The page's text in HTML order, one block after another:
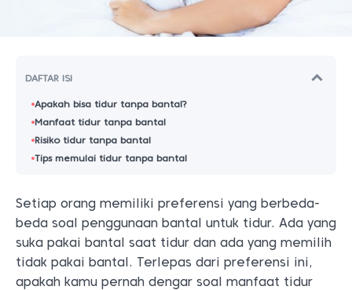
DAFTAR ISI
Apakah bisa tidur tanpa bantal?
Manfaat tidur tanpa bantal
Risiko tidur tanpa bantal
Tips memulai tidur tanpa bantal
Setiap orang memiliki preferensi yang berbeda-
beda soal penggunaan bantal untuk tidur. Ada yang
suka pakai bantal saat tidur dan ada yang memilih
tidak pakai bantal. Terlepas dari preferensi ini,
apakah kamu pernah dengar soal manfaat tidur